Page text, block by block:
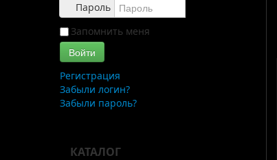
Пароль
Запомнить меня
Войти
Регистрация
Забыли логин?
Забыли пароль?
КАТАЛОГ